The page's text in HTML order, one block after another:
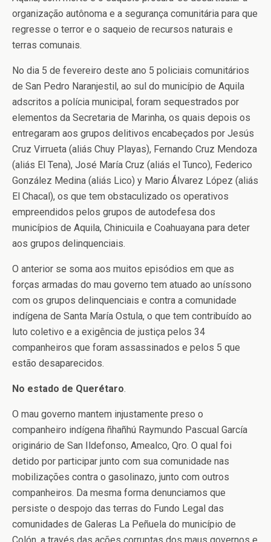
organização autônoma e a segurança comunitária para que
regresse o terror e o saqueio de recursos naturais e
terras comunais.
No dia 5 de fevereiro deste ano 5 policiais comunitários
de San Pedro Naranjestil, ao sul do município de Aquila
adscritos a polícia municipal, foram sequestrados por
elementos da Secretaria de Marinha, os quais depois os
entregaram aos grupos delitivos encabeçados por Jesús
Cruz Virrueta (aliás Chuy Playas), Fernando Cruz Mendoza
(aliás El Tena), José María Cruz (aliás el Tunco), Federico
González Medina (aliás Lico) y Mario Álvarez López (aliás
El Chacal), os que tem obstaculizado os operativos
empreendidos pelos grupos de autodefesa dos
municípios de Aquila, Chinicuila e Coahuayana para deter
aos grupos delinquenciais.
O anterior se soma aos muitos episódios em que as
forças armadas do mau governo tem atuado ao uníssono
com os grupos delinquenciais e contra a comunidade
indígena de Santa María Ostula, o que tem contribuído ao
luto coletivo e a exigência de justiça pelos 34
companheiros que foram assassinados e pelos 5 que
estão desaparecidos.
No estado de Querétaro.
O mau governo mantem injustamente preso o
companheiro indígena ñhañhú Raymundo Pascual García
originário de San Ildefonso, Amealco, Qro. O qual foi
detido por participar junto com sua comunidade nas
mobilizações contra o gasolinazo, junto com outros
companheiros. Da mesma forma denunciamos que
persiste o despojo das terras do Fundo Legal das
comunidades de Galeras La Peñuela do município de